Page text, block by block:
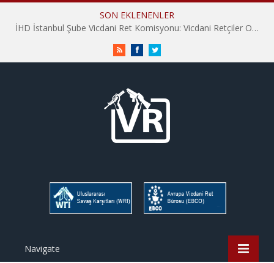
SON EKLENENLER
İHD İstanbul Şube Vicdani Ret Komisyonu: Vicdani Retçiler Olarak Destek İçin Buradayız!
RSS FacebookTwitter
Navigate